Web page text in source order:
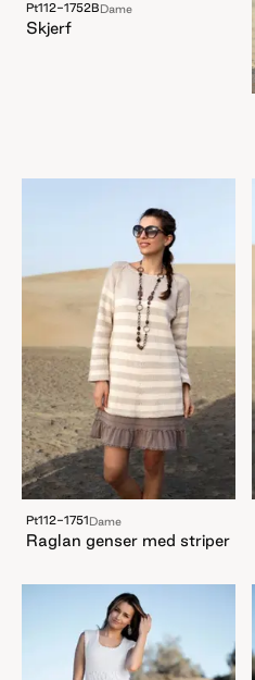
Pt112-1752B Dame
Skjerf
Pt112-1751 Dame
Raglan genser med striper